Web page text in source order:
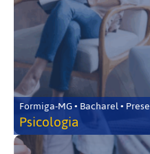
Formiga-MG • Bacharel •
Psicologia